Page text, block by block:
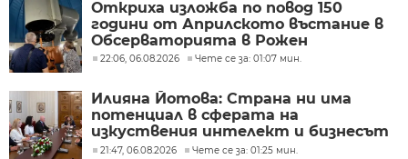
Откриха изложба по повод 150
години от Априлското въстание в
Обсерваторията в Рожен
22:06, 06.08.2026 Чете се за: 01:07 мин.
Илияна Йотова: Страна ни има
потенциал в сферата на
изкуствения интелект и бизнесът
забелязва тези перспективи
21:47, 06.08.2026 Чете се за: 01:25 мин.